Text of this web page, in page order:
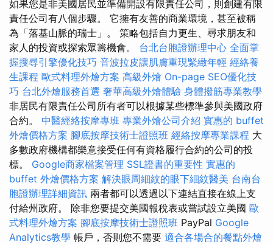
如果您是非美國居民並準備開設有限責任公司，則創建有限
責任公司有八個步驟。 它擁有友善的商業環境，甚至被稱
為「落基山脈的瑞士」。 策略包括自力更生、尋求朋友和
家人的投資或探索眾籌機會。 台北台胞證辦理中心 全面掌
握搜尋引擎優化技巧 音波拉皮讓肌膚重現緊緻年輕 經絡養
生課程 歐式料理外燴方案 高級外燴 On-page SEO優化技
巧 台北外燴服務首選 奢華高級外燴體驗 身體撥筋專業教學
非居民有限責任公司所有者可以根據某些標準參與美國政府
合約。 中醫經絡按摩專班 專業外燴公司介紹 實惠的 buffet
外燴價格方案 腳底按摩技術士證照班 經絡按摩專業課程 大
多數政府機構都樂意接受任何有資格履行合約的公司的投
標。 Google商家檔案管理 SSL證書的重要性 實惠的
buffet 外燴價格方案 解決眼周細紋的眼下細紋醫美 台南台
胞證辦理詳細資訊 兩者都可以透過以下連結直接在線上支
付給州政府。 除非您要提交美國報稅表或嘗試設立美國 歐
式料理外燴方案 腳底按摩技術士證照班 PayPal Google
Analytics教學 帳戶，否則您不需要 適合各場合的餐點外燴